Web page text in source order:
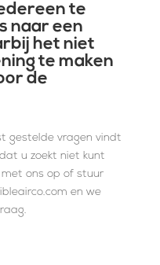
te
naar een
het niet
te maken
de
gestelde vragen vindt
u zoekt niet kunt
ons op of stuur
en we